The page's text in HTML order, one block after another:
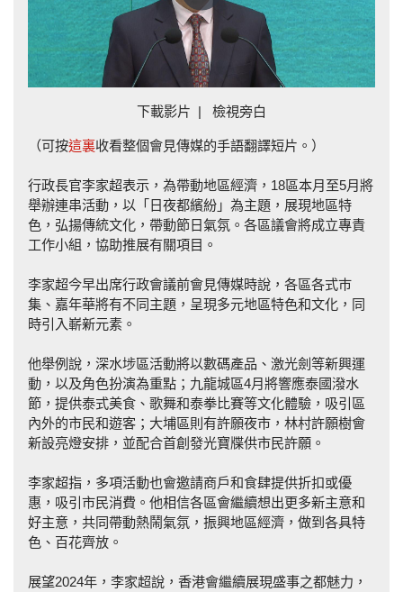
Play
Video
下載影片 | 檢視旁白
（可按這裏收看整個會見傳媒的手語翻譯短片。）
行政長官李家超表示，為帶動地區經濟，18區本月至5月將
舉辦連串活動，以「日夜都繽紛」為主題，展現地區特
色，弘揚傳統文化，帶動節日氣氛。各區議會將成立專責
工作小組，協助推展有關項目。
李家超今早出席行政會議前會見傳媒時說，各區各式巿
集、嘉年華將有不同主題，呈現多元地區特色和文化，同
時引入嶄新元素。
他舉例說，深水埗區活動將以數碼產品、激光劍等新興運
動，以及角色扮演為重點；九龍城區4月將響應泰國潑水
節，提供泰式美食、歌舞和泰拳比賽等文化體驗，吸引區
內外的市民和遊客；大埔區則有許願夜市，林村許願樹會
新設亮燈安排，並配合首創發光寶牒供市民許願。
李家超指，多項活動也會邀請商戶和食肆提供折扣或優
惠，吸引市民消費。他相信各區會繼續想出更多新主意和
好主意，共同帶動熱鬧氣氛，振興地區經濟，做到各具特
色、百花齊放。
展望2024年，李家超說，香港會繼續展現盛事之都魅力，